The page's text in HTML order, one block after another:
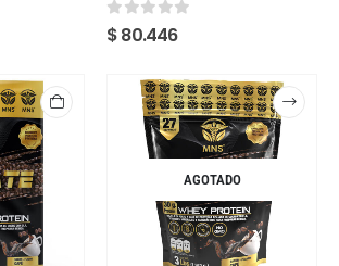
0 out of 5
$80.446
AGOTADO